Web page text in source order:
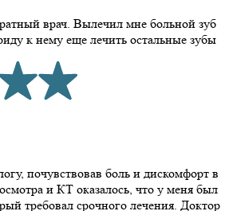
врач. Вылечил мне больной зуб
к нему еще лечить остальные зубы
почувствовав боль и дискомфорт в
и КТ оказалось, что у меня был
требовал срочного лечения. Доктор